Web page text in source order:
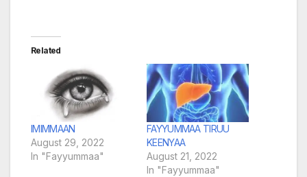
Related
IMIMMAAN
August 29, 2022
In "Fayyummaa"
FAYYUMMAA TIRUU
KEENYAA
August 21, 2022
In "Fayyummaa"